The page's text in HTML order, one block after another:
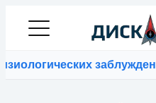
заблуждений⚡